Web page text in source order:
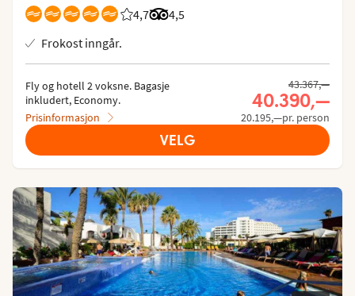
4,7
Vurdering fra Vings gjester: 4.744/5
4,5
Vurdering fra Tripadvisor: 4.5 of 5
Frokost inngår.
Fly og hotell 2 voksne. Bagasje
inkludert, Economy.
Prisinformasjon
Tidligere pris,
43.367,—
Nåværende
40.390,—
20.195,—pr. person
VELG